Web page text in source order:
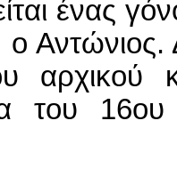
ένας
Αντώνιος.
αρχικού
του 16ου